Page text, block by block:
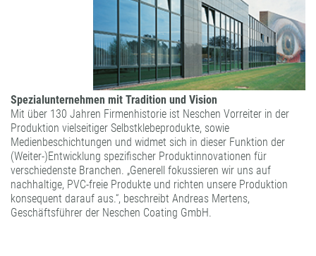
Spezialunternehmen mit Tradition und Vision
Mit über 130 Jahren Firmenhistorie ist Neschen Vorreiter in der
Produktion vielseitiger Selbstklebeprodukte, sowie
Medienbeschichtungen und widmet sich in dieser Funktion der
(Weiter-)Entwicklung spezifischer Produktinnovationen für
verschiedenste Branchen. „Generell fokussieren wir uns auf
nachhaltige, PVC-freie Produkte und richten unsere Produktion
konsequent darauf aus.“, beschreibt Andreas Mertens,
Geschäftsführer der Neschen Coating GmbH.